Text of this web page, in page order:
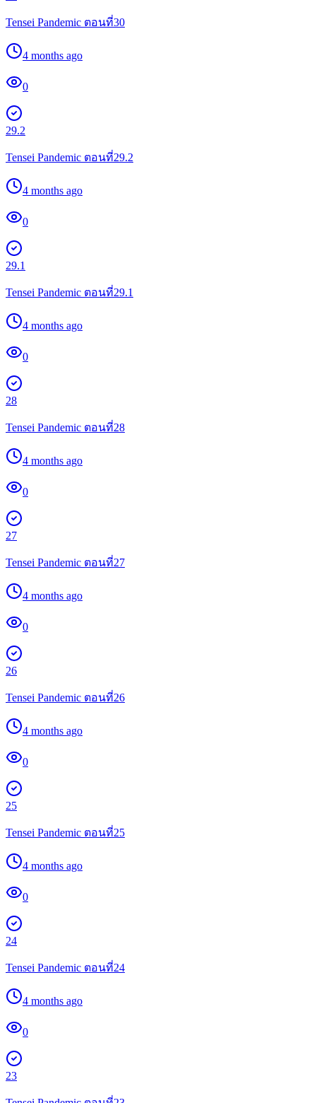
Tensei Pandemic ตอนที่30
4 months ago
0
29.2
Tensei Pandemic ตอนที่29.2
4 months ago
0
29.1
Tensei Pandemic ตอนที่29.1
4 months ago
0
28
Tensei Pandemic ตอนที่28
4 months ago
0
27
Tensei Pandemic ตอนที่27
4 months ago
0
26
Tensei Pandemic ตอนที่26
4 months ago
0
25
Tensei Pandemic ตอนที่25
4 months ago
0
24
Tensei Pandemic ตอนที่24
4 months ago
0
23